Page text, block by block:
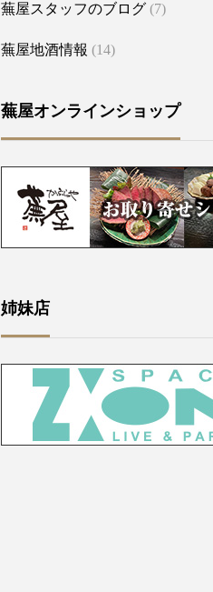
蕪屋スタッフのブログ (7)
蕪屋地酒情報 (14)
蕪屋オンラインショップ
姉妹店